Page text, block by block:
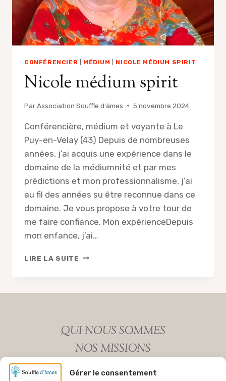
Gérer le consentement
CONFÉRENCIER MÉDIUM NICOLE MÉDIUM SPIRIT
Nicole médium spirit
ParAssociation Souffle d'âmes 5 novembre 2024
Conférencière, médium et voyante à Le
Puy-en-Velay (43) Depuis de nombreuses
années, j’ai acquis une expérience dans le
domaine de la médiumnité et par mes
prédictions et mon professionnalisme, j’ai
au fil des années su être reconnue dans ce
domaine. Je vous propose à votre tour de
me faire confiance. Mon expérienceDepuis
mon enfance, j’ai…
LIRE LA SUITE NICOLE
QUI NOUS SOMMES
NOS MISSIONS
MENTIONS LEGALES